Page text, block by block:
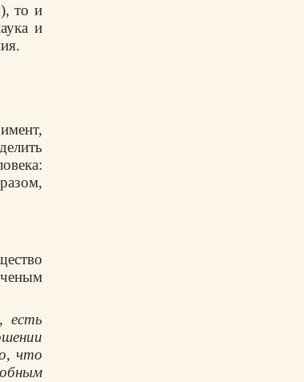
то и
и
есть
что